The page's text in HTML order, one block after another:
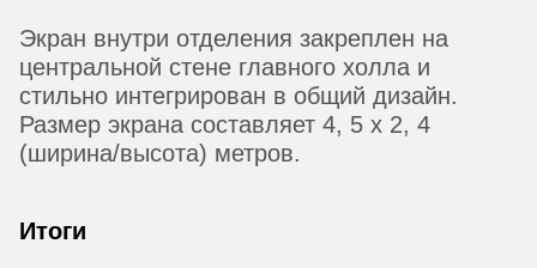
Экран внутри отделения закреплен на
центральной стене главного холла и
стильно интегрирован в общий дизайн.
Размер экрана составляет 4, 5 х 2, 4
(ширина/высота) метров.
Итоги